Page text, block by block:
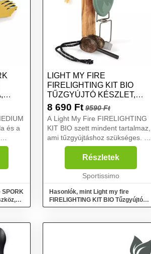
és a
és egy
LIGHT MY FIRE
FIRELIGHTING KIT BIO
TŰZGYÚJTÓ KÉSZLET,
ZÖLD, MÉRET
8 690 Ft 9590 Ft
A Light My Fire FIRELIGHTING
KIT BIO szett mindent tartalmaz,
ami tűzgyújtáshoz szükséges. A
tűzcsiholó bármilyen időjárási
körülmények között és bármilyen
magasságban erős szikrákat ad.
A természetes...
Részletek
Sportissimo
Hasonlók, mint Light my fire
FIRELIGHTING KIT BIO Tűzgyújtó
készlet, zöld, méret